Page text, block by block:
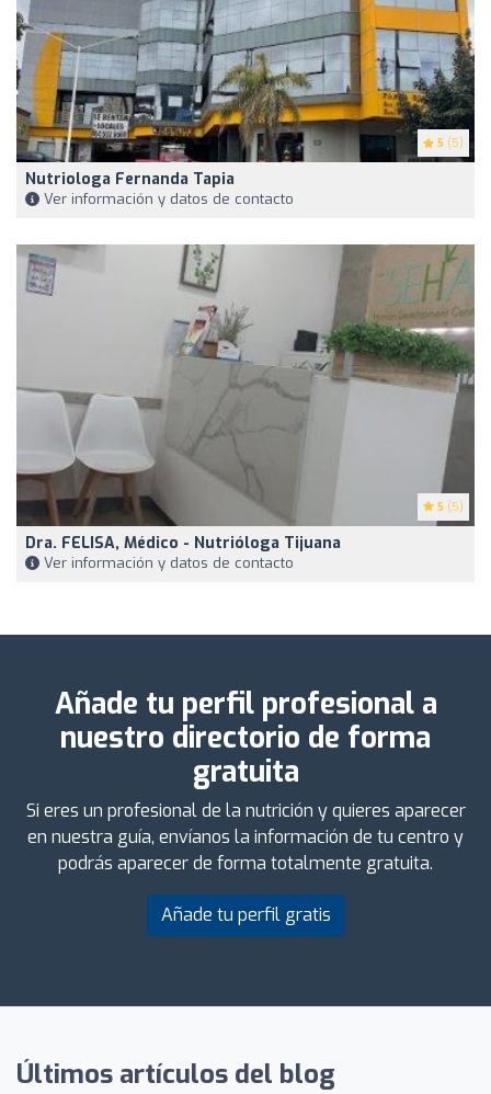
5 (5)
Nutriologa Fernanda Tapia
Ver información y datos de contacto
5 (5)
Dra. FELISA, Médico - Nutrióloga Tijuana
Ver información y datos de contacto
Añade tu perfil profesional a
nuestro directorio de forma
gratuita
Si eres un profesional de la nutrición y quieres aparecer
en nuestra guía, envíanos la información de tu centro y
podrás aparecer de forma totalmente gratuita.
Añade tu perfil gratis
Últimos artículos del blog